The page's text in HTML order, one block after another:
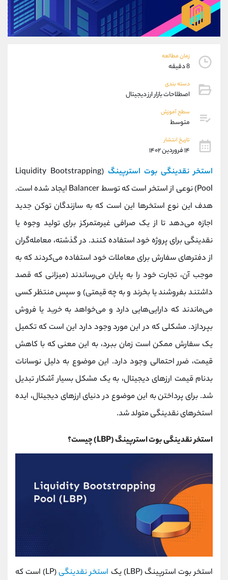
زمان مطالعه
8 دقیقه
دسته بندی
اصطلاحات بازار ارز دیجیتال
سطح آموزش
متوسط
تاریخ انتشار
۱۴ فروردین ۱۴۰۲
استخر نقدینگی بوت استرپینگ (Liquidity Bootstrapping
Pool) نوعی از استخر است که توسط Balancer ایجاد شده است.
هدف این نوع استخرها این است که به سازندگان توکن جدید
اجازه می‌دهد تا از یک صرافی غیرمتمرکز برای تولید وجوه یا
نقدینگی برای پروژه خود استفاده کنند. در گذشته، معامله‌گران
از دفترهای سفارش برای معاملات خود استفاده می‌کردند که به
موجب آن، تجارت خود را به پایان می‌رساندند (میزانی که قصد
داشتند بفروشند یا بخرند و به چه قیمتی) و سپس منتظر کسی
می‌ماندند که دارایی‌هایی دارد و می‌خواهد به خرید یا فروش
بپردازد. مشکلی که در این مورد وجود دارد این است که تکمیل
یک سفارش ممکن است زمان ببرد، به این معنی که با کاهش
قیمت، ضرر احتمالی وجود دارد. این موضوع به دلیل نوسانات
بدنام قیمت ارزهای دیجیتال، به یک مشکل بسیار آشکار تبدیل
شد. برای پرداختن به این موضوع در دنیای ارزهای دیجیتال، ایده
استخرهای نقدینگی متولد شد.
استخر نقدینگی بوت استرپینگ (LBP) چیست؟
استخر بوت استرپینگ (LBP) یک استخر نقدینگی
(LP) است که
09101364784
واتساپ شروع گفتگو
تلگرام @Armteam_admin_104
پشتیبان فروش
موبایل
واتساپ
داخلی
اطلاعات تماس (دفتر فروش)
تلفن 021-22021030
بدون پیش شماره 90001030
اینستاگرام @alireza.mehrabii
کانال تلگرام @alirezamehrabi_com